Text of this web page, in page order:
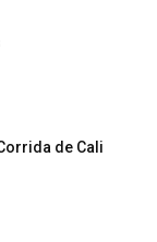
de Cali